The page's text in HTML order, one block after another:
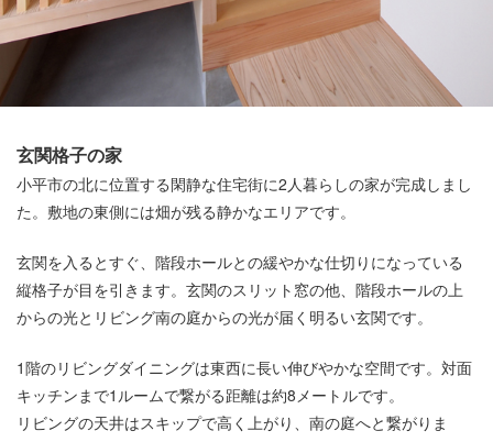
玄関格子の家
小平市の北に位置する閑静な住宅街に2人暮らしの家が完成しまし
た。敷地の東側には畑が残る静かなエリアです。
玄関を入るとすぐ、階段ホールとの緩やかな仕切りになっている
縦格子が目を引きます。玄関のスリット窓の他、階段ホールの上
からの光とリビング南の庭からの光が届く明るい玄関です。
1階のリビングダイニングは東西に長い伸びやかな空間です。対面
キッチンまで1ルームで繋がる距離は約8メートルです。
リビングの天井はスキップで高く上がり、南の庭へと繋がりま